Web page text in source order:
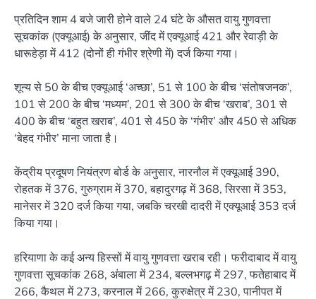
प्रतिदिन शाम 4 बजे जारी होने वाले 24 घंटे के औसत वायु गुणवत्ता
सूचकांक (एक्यूआई) के अनुसार, जींद में एक्यूआई 421 और रेवाड़ी के
धारूहेड़ा में 412 (दोनों ही गंभीर श्रेणी में) दर्ज किया गया।
शून्य से 50 के बीच एक्यूआई ‘अच्छा’, 51 से 100 के बीच ‘संतोषजनक’,
101 से 200 के बीच ‘मध्यम’, 201 से 300 के बीच ‘खराब’, 301 से
400 के बीच ‘बहुत खराब’, 401 से 450 के ‘गंभीर’ और 450 से अधिक
‘बेहद गंभीर’ माना जाता है।
केंद्रीय प्रदूषण नियंत्रण बोर्ड के अनुसार, नारनौल में एक्यूआई 390,
रोहतक में 376, गुरुग्राम में 370, बहादुरगढ़ में 368, सिरसा में 353,
मानेसर में 320 दर्ज किया गया, जबकि चरखी दादरी में एक्यूआई 353 दर्ज
किया गया।
हरियाणा के कई अन्य हिस्सों में वायु गुणवत्ता खराब रही। फरीदाबाद में वायु
गुणवत्ता सूचकांक 268, अंबाला में 234, बल्लभगढ़ में 297, फतेहाबाद में
266, कैथल में 273, करनाल में 266, कुरुक्षेत्र में 230, पानीपत में